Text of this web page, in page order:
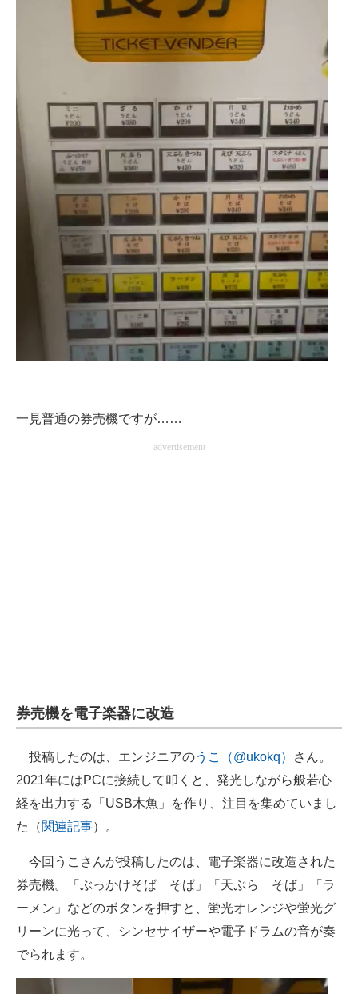
企業向けIT製品の総合サイト
IT製品の技術・比較・事例
モノづくり技術者専門サイト
エレクトロニクス専門サイト
電子設計の基本と応用
エネルギーの専門メディア
建設×テクノロジーの最前線
ちょっと気になるネットの話題
一見普通の券売機ですが……
advertisement
券売機を電子楽器に改造
投稿したのは、エンジニアのうこ（@ukokq）
さん。
2021年にはPCに接続して叩くと、発光しながら般若心
経を出力する「USB木魚」を作り、注目を集めていまし
た（関連記事）。
今回うこさんが投稿したのは、電子楽器に改造された
券売機。「ぶっかけそば そば」「天ぷら そば」「ラ
ーメン」などのボタンを押すと、蛍光オレンジや蛍光グ
リーンに光って、シンセサイザーや電子ドラムの音が奏
でられます。